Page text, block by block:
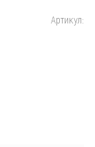
Артикул: